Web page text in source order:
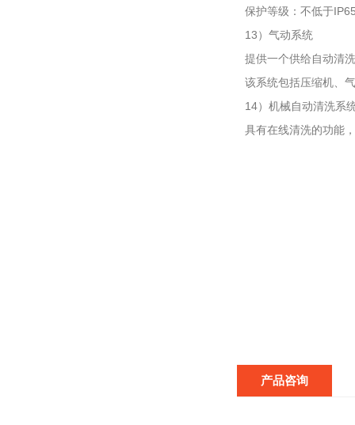
保护等级：不低于
13）气动系统
提供一个供给自动清
该系统包括压缩机、
14）机械自动清洗系
具有在线清洗的功能
产品咨询